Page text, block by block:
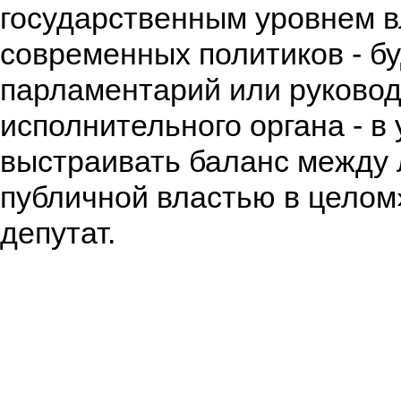
государственным уровнем
современных политиков ­­-
парламентарий или
исполнительного органа -
выстраивать баланс
публичной властью в
депутат.